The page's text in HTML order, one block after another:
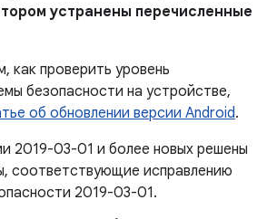
устранены перечисленные
проверить уровень
безопасности на устройстве,
об обновлении версии Android.
2019-03-01 и более новых решены
соответствующие исправлению
2019-03-01.